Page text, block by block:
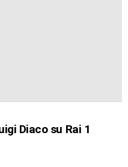
Diaco su Rai 1